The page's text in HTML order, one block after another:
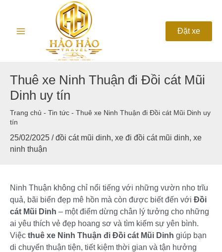
Menu
Đặt xe
Thuê xe Ninh Thuận đi Đồi cát Mũi
Dinh uy tín
Trang chủ - Tin tức - Thuê xe Ninh Thuận đi Đồi cát Mũi Dinh uy
tín
25/02/2025 /đồi cát mũi dinh, xe đi đồi cát mũi dinh, xe
ninh thuận
Ninh Thuận không chỉ nổi tiếng với những vườn nho trĩu
quả, bãi biển đẹp mê hồn mà còn được biết đến với Đồi
cát Mũi Dinh – một điểm dừng chân lý tưởng cho những
ai yêu thích vẻ đẹp hoang sơ và tìm kiếm sự yên bình.
Việc thuê xe Ninh Thuận đi Đồi cát Mũi Dinh giúp bạn
di chuyển thuận tiện, tiết kiệm thời gian và tận hưởng